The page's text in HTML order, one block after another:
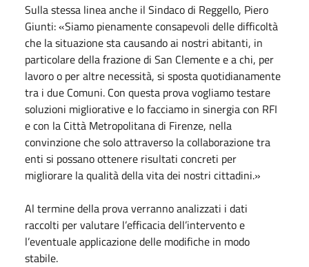
Sulla stessa linea anche il Sindaco di Reggello, Piero
Giunti: «Siamo pienamente consapevoli delle difficoltà
che la situazione sta causando ai nostri abitanti, in
particolare della frazione di San Clemente e a chi, per
lavoro o per altre necessità, si sposta quotidianamente
tra i due Comuni. Con questa prova vogliamo testare
soluzioni migliorative e lo facciamo in sinergia con RFI
e con la Città Metropolitana di Firenze, nella
convinzione che solo attraverso la collaborazione tra
enti si possano ottenere risultati concreti per
migliorare la qualità della vita dei nostri cittadini.»
Al termine della prova verranno analizzati i dati
raccolti per valutare l’efficacia dell’intervento e
l’eventuale applicazione delle modifiche in modo
stabile.